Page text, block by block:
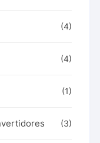
(4)
(4)
(1)
(3)